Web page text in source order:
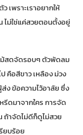
เพราะเราอยากให้
ไม่ใช่แค่สวยตอนตั้งอยู่
ม้สดจัดรอบๆ ตัวพัดลม
คือสีขาว เหลือง ม่วง
ง ข้อความไว้อาลัย ซึ่ง
รีดมาจากใคร การจัด
าจัดไม่ดีก็ดูไม่สวย
ยบร้อย